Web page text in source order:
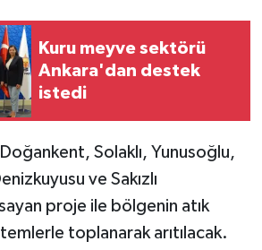
Kuru meyve sektörü
Ankara'dan destek
istedi
Solaklı, Yunusoğlu,
ve Sakızlı
proje ile bölgenin atık
toplanarak arıtılacak.